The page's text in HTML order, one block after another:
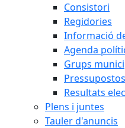
Consistori
Regidories
Informació
Agenda
Grups
Resultats
Plens i juntes
Tauler d'anuncis